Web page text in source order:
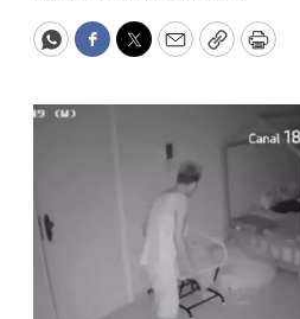
WhatsApp
Facebook
Twitter
EmailCopyPrint